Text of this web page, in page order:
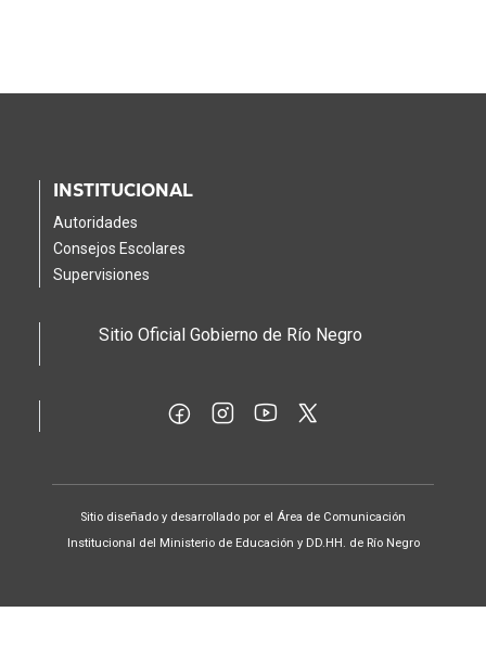
INSTITUCIONAL
Autoridades
Consejos Escolares
Supervisiones
Sitio Oficial Gobierno de Río Negro
Sitio diseñado y desarrollado por el Área de Comunicación
Institucional del Ministerio de Educación y DD.HH. de Río Negro